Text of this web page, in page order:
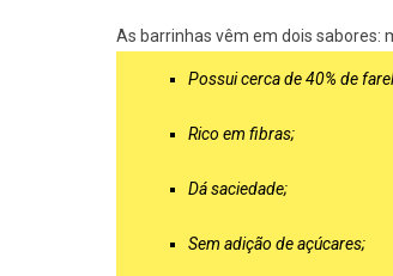
As barrinhas vêm em dois sabores:
Possui cerca de 40% de
Rico em fibras;
Dá saciedade;
Sem adição de açúcares;